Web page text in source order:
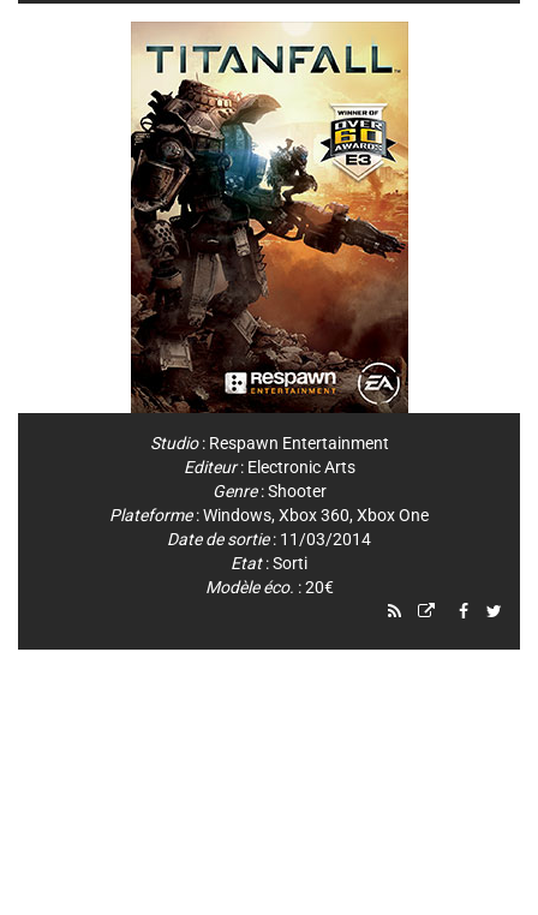
Studio: Respawn Entertainment
Editeur: Electronic Arts
Genre:Shooter
Plateforme:Windows, Xbox 360, Xbox One
Date de sortie: 11/03/2014
Etat: Sorti
Modèle éco. : 20€